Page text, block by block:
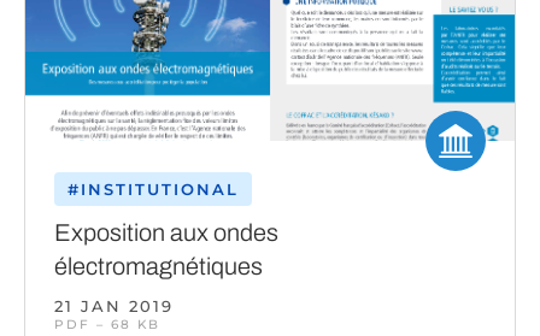
#INSTITUTIONAL
Exposition aux ondes
électromagnétiques
21 JAN 2019
PDF – 68 KB